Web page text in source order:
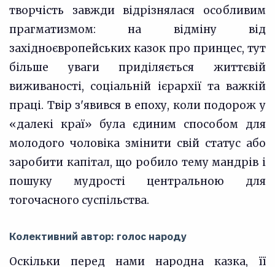
творчість завжди відрізнялася особливим
прагматизмом: на відміну від
західноєвропейських казок про принцес, тут
більше уваги приділяється життєвій
виживаності, соціальній ієрархії та важкій
праці. Твір з'явився в епоху, коли подорож у
«далекі краї» була єдиним способом для
молодого чоловіка змінити свій статус або
заробити капітал, що робило тему мандрів і
пошуку мудрості центральною для
тогочасного суспільства.
Колективний автор: голос народу
Оскільки перед нами народна казка, її